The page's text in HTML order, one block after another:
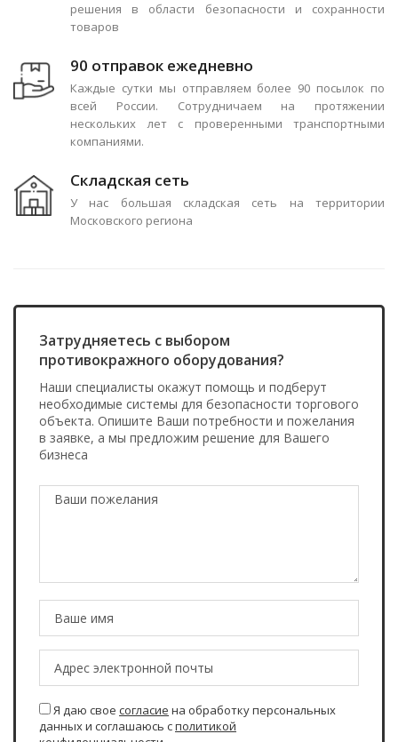
решения в области безопасности и сохранности
товаров
90 отправок ежедневно
Каждые сутки мы отправляем более 90 посылок по
всей России. Сотрудничаем на протяжении
нескольких лет с проверенными транспортными
компаниями.
Складская сеть
У нас большая складская сеть на территории
Московского региона
Затрудняетесь с выбором
противокражного оборудования?
Наши специалисты окажут помощь и подберут
необходимые системы для безопасности торгового
объекта. Опишите Ваши потребности и пожелания
в заявке, а мы предложим решение для Вашего
бизнеса
Я даю свое согласие на обработку персональных
данных и соглашаюсь сполитикой